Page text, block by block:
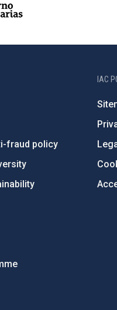
fraud policy
IAC